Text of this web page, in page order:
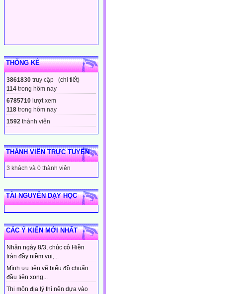
THỐNG KÊ
3861830 truy cập (chi tiết)
114 trong hôm nay
6785710 lượt xem
118 trong hôm nay
1592 thành viên
THÀNH VIÊN TRỰC TUYẾN
3 khách và 0 thành viên
TÀI NGUYÊN DẠY HỌC
CÁC Ý KIẾN MỚI NHẤT
Nhân ngày 8/3, chúc cô Hiền
tràn đầy niềm vui,...
Mình ưu tiên vẽ biểu đồ chuẩn
đầu tiên xong...
Thi môn địa lý thì nên dựa vào